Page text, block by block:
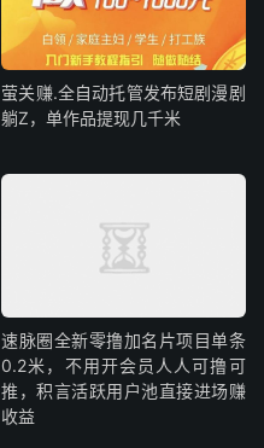
萤关赚.全自动托管发布短剧漫剧
躺Z，单作品提现几千米
速脉圈全新零撸加名片项目单条
0.2米，不用开会员人人可撸可
推，积言活跃用户池直接进场赚
收益